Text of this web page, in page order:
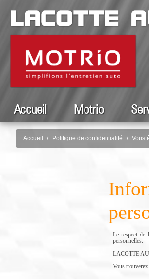
Accueil Motrio
Accueil Politique de confidentialité Vous
Le respect de
personnelles.
LACOTTE
Vous trouverez